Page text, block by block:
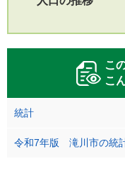
こ
こ
統計
令和7年版 滝川市の統